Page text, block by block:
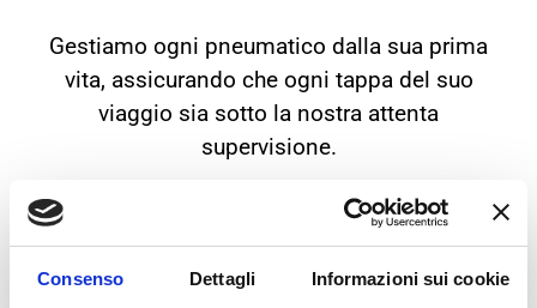
Consenso Dettagli Informazioni sui cookie
Gestiamo ogni pneumatico dalla sua prima
vita, assicurando che ogni tappa del suo
viaggio sia sotto la nostra attenta
supervisione.